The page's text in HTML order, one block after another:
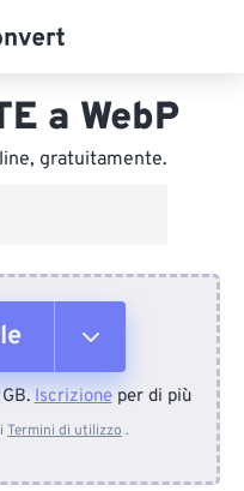
a WebP
gratuitamente.
Iscrizioneper di più
Termini di utilizzo .